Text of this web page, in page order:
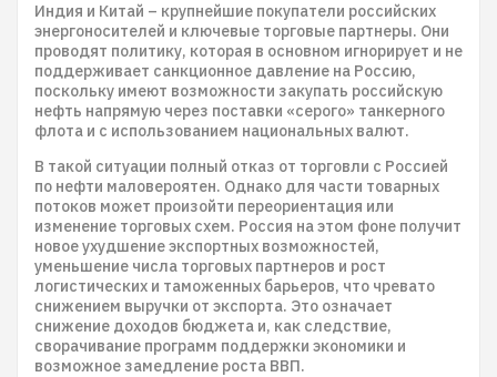
Индия и Китай – крупнейшие покупатели российских
энергоносителей и ключевые торговые партнеры. Они
проводят политику, которая в основном игнорирует и не
поддерживает санкционное давление на Россию,
поскольку имеют возможности закупать российскую
нефть напрямую через поставки «серого» танкерного
флота и с использованием национальных валют.
В такой ситуации полный отказ от торговли с Россией
по нефти маловероятен. Однако для части товарных
потоков может произойти переориентация или
изменение торговых схем. Россия на этом фоне получит
новое ухудшение экспортных возможностей,
уменьшение числа торговых партнеров и рост
логистических и таможенных барьеров, что чревато
снижением выручки от экспорта. Это означает
снижение доходов бюджета и, как следствие,
сворачивание программ поддержки экономики и
возможное замедление роста ВВП.